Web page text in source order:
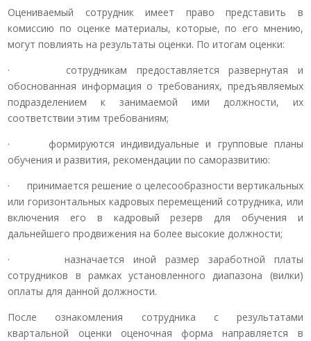
Оцениваемый сотрудник имеет право представить в
комиссию по оценке материалы, которые, по его мнению,
могут повлиять на результаты оценки. По итогам оценки:
· сотрудникам предоставляется развернутая и
обоснованная информация о требованиях, предъявляемых
подразделением к занимаемой ими должности, их
соответствии этим требованиям;
· формируются индивидуальные и групповые планы
обучения и развития, рекомендации по саморазвитию:
· принимается решение о целесообразности вертикальных
или горизонтальных кадровых перемещений сотрудника, или
включения его в кадровый резерв для обучения и
дальнейшего продвижения на более высокие должности;
· назначается иной размер заработной платы
сотрудников в рамках установленного диапазона (вилки)
оплаты для данной должности.
После ознакомления сотрудника с результатами
квартальной оценки оценочная форма направляется в